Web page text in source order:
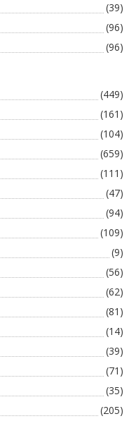
(39)
(96)
(96)
(449)
(161)
(104)
(659)
(111)
(47)
(94)
(109)
(9)
(56)
(62)
(81)
(14)
(39)
(71)
(35)
(205)